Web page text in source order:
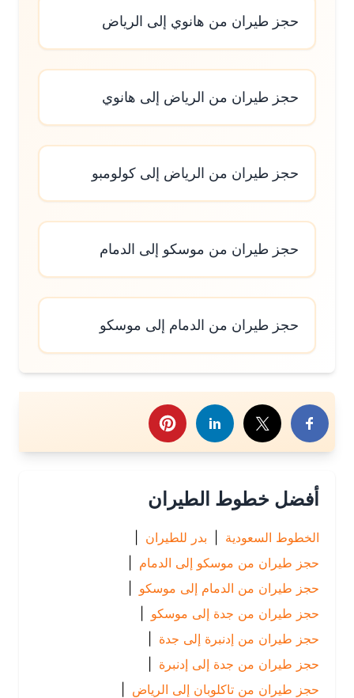
حجز طيران من هانوي إلى الرياض
حجز طيران من الرياض إلى هانوي
حجز طيران من الرياض إلى كولومبو
حجز طيران من موسكو إلى الدمام
حجز طيران من الدمام إلى موسكو
هذا الموضوع
أفضل خطوط الطيران
الخطوط السعودية | بدر للطيران |
حجز طيران من موسكو إلى الدمام
|
حجز طيران من الدمام إلى موسكو |
حجز طيران من جدة إلى موسكو |
حجز طيران من إدنبرة إلى جدة
حجز طيران من جدة إلى إدنبرة |
حجز طيران من تاكلوبان إلى الرياض
|